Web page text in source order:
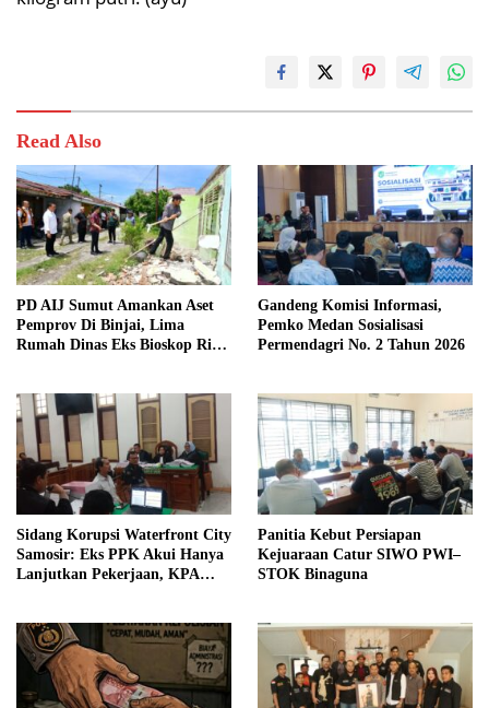
Read Also
PD AIJ Sumut Amankan Aset
Pemprov Di Binjai, Lima
Rumah Dinas Eks Bioskop Ria
Gandeng Komisi Informasi,
Pemko Medan Sosialisasi
Permendagri No. 2 Tahun 2026
Sidang Korupsi Waterfront City
Samosir: Eks PPK Akui Hanya
Lanjutkan Pekerjaan, KPA
Panitia Kebut Persiapan
Kejuaraan Catur SIWO PWI–
STOK Binaguna